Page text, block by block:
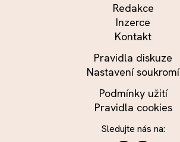
Redakce
Inzerce
Kontakt
Pravidla diskuze
Nastavení soukromí
Podmínky užití
Pravidla cookies
Sledujte nás na: